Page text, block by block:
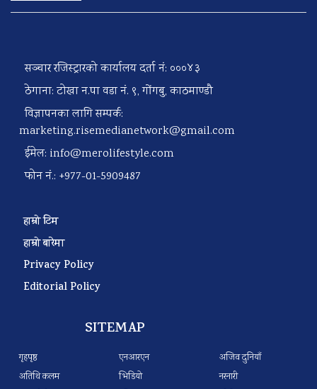
सञ्चार रजिस्ट्रारको कार्यालय दर्ता नं: ०००४३
ठेगाना: टोखा न.पा वडा नं. ९, गोंगबु, काठमाण्डौ
विज्ञापनका लागि सम्पर्क:
marketing.risemedianetwork@gmail.com
ईमेल: info@merolifestyle.com
फोन नं.: +977-01-5909487
हाम्रो टिम
हाम्रो बारेमा
Privacy Policy
Editorial Policy
SITEMAP
गृहपृष्ठ
अतिथि कलम
एनआरएन
भिडियो
अजिव दुनियाँ
नरनारी